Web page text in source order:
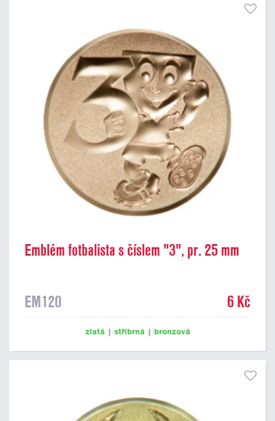
Emblém fotbalista s číslem "3", pr. 25 mm
EM120 6 Kč
zlatá | stříbrná | bronzová